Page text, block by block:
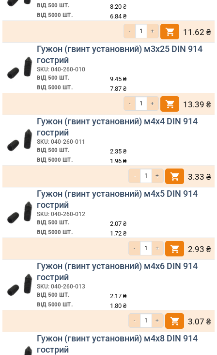
ВІД 500 ШТ. 8.20 ₴
ВІД 5000 ШТ. 6.84 ₴
Кількість Гужон (гвинт установний)
11.62 ₴
Гужон (гвинт установний) м3х25 DIN 914
гострий
SKU: 040-260-010
ВІД 500 ШТ. 9.45 ₴
ВІД 5000 ШТ. 7.87 ₴
Кількість Гужон (гвинт установний)
13.39 ₴
Гужон (гвинт установний) м4х4 DIN 914
гострий
SKU: 040-260-011
ВІД 500 ШТ. 2.35 ₴
ВІД 5000 ШТ. 1.96 ₴
Кількість Гужон (гвинт
3.33 ₴
Гужон (гвинт установний) м4х5 DIN 914
гострий
SKU: 040-260-012
ВІД 500 ШТ. 2.07 ₴
ВІД 5000 ШТ. 1.72 ₴
Кількість Гужон (гвинт
2.93 ₴
Гужон (гвинт установний) м4х6 DIN 914
гострий
SKU: 040-260-013
ВІД 500 ШТ. 2.17 ₴
ВІД 5000 ШТ. 1.80 ₴
Кількість Гужон (гвинт
3.07 ₴
Гужон (гвинт установний) м4х8 DIN 914
гострий